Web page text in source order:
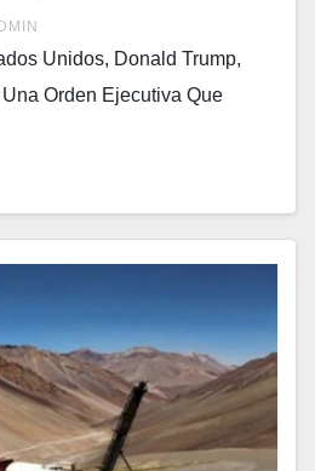
Unidos, Donald Trump,
Orden Ejecutiva Que